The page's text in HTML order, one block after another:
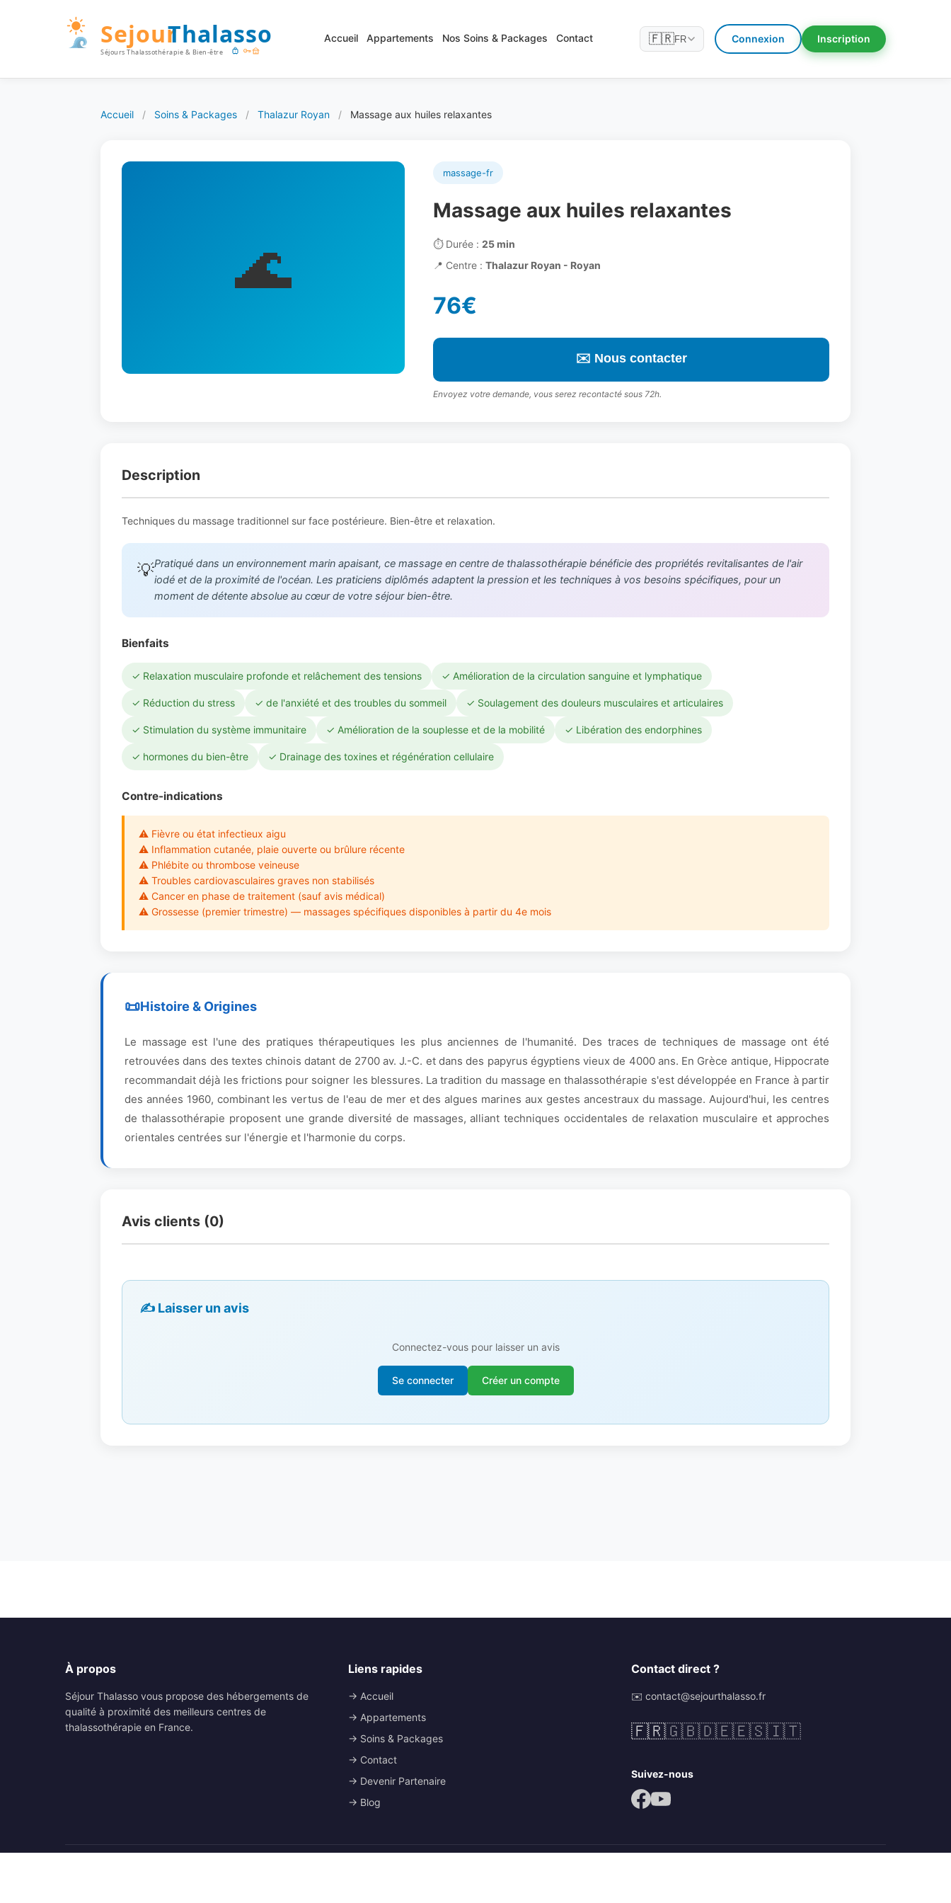
Accueil Appartements Nos Soins & Packages Contact 🇫🇷FR Connexion Inscription
Accueil / Soins & Packages / Thalazur Royan / Massage aux huiles relaxantes
🌊
massage-fr
Massage aux huiles relaxantes
⏱️Durée : 25 min
📍 Centre : Thalazur Royan - Royan
76€
✉️ Nous contacter
Envoyez votre demande, vous serez recontacté sous 72h.
Description
Techniques du massage traditionnel sur face postérieure. Bien-être et relaxation.
💡Pratiqué dans un environnement marin apaisant, ce massage en centre de thalassothérapie bénéficie des propriétés revitalisantes de l'air
iodé et de la proximité de l'océan. Les praticiens diplômés adaptent la pression et les techniques à vos besoins spécifiques, pour un
moment de détente absolue au cœur de votre séjour bien-être.
Bienfaits
✓ Relaxation musculaire profonde et relâchement des tensions ✓ Amélioration de la circulation sanguine et lymphatique
✓ Réduction du stress ✓ de l'anxiété et des troubles du sommeil ✓ Soulagement des douleurs musculaires et articulaires
✓ Stimulation du système immunitaire ✓ Amélioration de la souplesse et de la mobilité ✓ Libération des endorphines
✓ hormones du bien-être ✓ Drainage des toxines et régénération cellulaire
Contre-indications
⚠ Fièvre ou état infectieux aigu
⚠ Inflammation cutanée, plaie ouverte ou brûlure récente
⚠ Phlébite ou thrombose veineuse
⚠ Troubles cardiovasculaires graves non stabilisés
⚠ Cancer en phase de traitement (sauf avis médical)
⚠ Grossesse (premier trimestre) — massages spécifiques disponibles à partir du 4e mois
Histoire & Origines
Le massage est l'une des pratiques thérapeutiques les plus anciennes de l'humanité. Des traces de techniques de massage ont été
retrouvées dans des textes chinois datant de 2700 av. J.-C. et dans des papyrus égyptiens vieux de 4000 ans. En Grèce antique, Hippocrate
recommandait déjà les frictions pour soigner les blessures. La tradition du massage en thalassothérapie s'est développée en France à partir
des années 1960, combinant les vertus de l'eau de mer et des algues marines aux gestes ancestraux du massage. Aujourd'hui, les centres
de thalassothérapie proposent une grande diversité de massages, alliant techniques occidentales de relaxation musculaire et approches
orientales centrées sur l'énergie et l'harmonie du corps.
Avis clients (0)
✍️ Laisser un avis
Connectez-vous pour laisser un avis
Se connecter Créer un compte
À propos
Séjour Thalasso vous propose des hébergements de
qualité à proximité des meilleurs centres de
thalassothérapie en France.
Liens rapides
→ Accueil
→ Appartements
→ Soins & Packages
→ Contact
→ Devenir Partenaire
→ Blog
Contact direct ?
✉️ contact@sejourthalasso.fr
🇫🇷🇬🇧🇩🇪🇪🇸🇮🇹
Suivez-nous